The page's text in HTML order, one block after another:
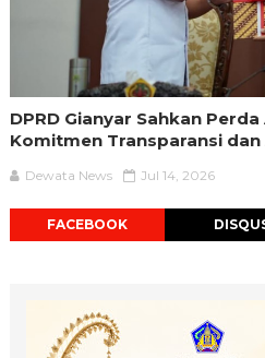
DPRD Gianyar Sahkan
Komitmen Transparansi
Dewata News Jul 14, 2026
FACEBOOK